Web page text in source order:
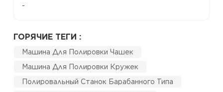
-
ГОРЯЧИЕ ТЕГИ :
Машина Для Полировки Чашек
Машина Для Полировки Кружек
Полировальный Станок Барабанного Типа